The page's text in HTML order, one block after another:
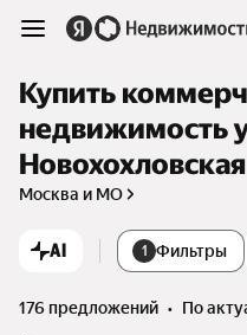
Купить
недвижимость
Новохохловская
Москва и МО
AI 1 Фильтры
176 предложений •
по